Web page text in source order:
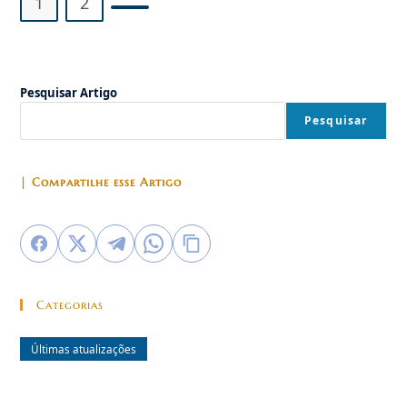
Europa?
Pesquisar Artigo
Pesquisar
| Compartilhe esse Artigo
Categorias
Últimas atualizações